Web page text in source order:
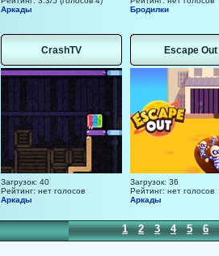
Аркады
Бродилки
CrashTV
Загрузок: 40
Рейтинг: нет голосов
Аркады
Escape Out
Загрузок: 36
Рейтинг: нет голосов
Аркады
1 2 3 4 5 6